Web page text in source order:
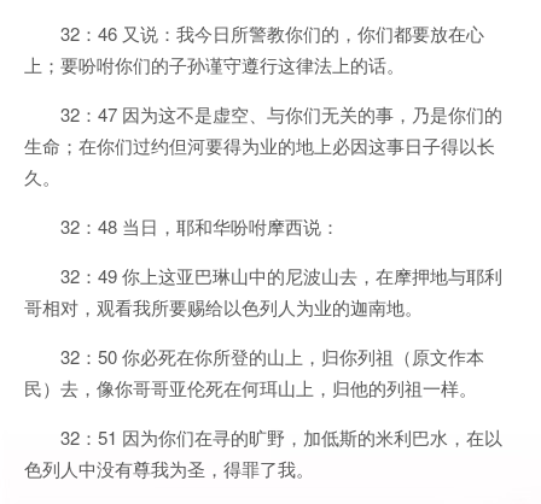
32：46 又说：我今日所警教你们的，你们都要放在心
上；要吩咐你们的子孙谨守遵行这律法上的话。
32：47 因为这不是虚空、与你们无关的事，乃是你们的
生命；在你们过约但河要得为业的地上必因这事日子得以长
久。
32：48 当日，耶和华吩咐摩西说：
32：49 你上这亚巴琳山中的尼波山去，在摩押地与耶利
哥相对，观看我所要赐给以色列人为业的迦南地。
32：50 你必死在你所登的山上，归你列祖（原文作本
民）去，像你哥哥亚伦死在何珥山上，归他的列祖一样。
32：51 因为你们在寻的旷野，加低斯的米利巴水，在以
色列人中没有尊我为圣，得罪了我。